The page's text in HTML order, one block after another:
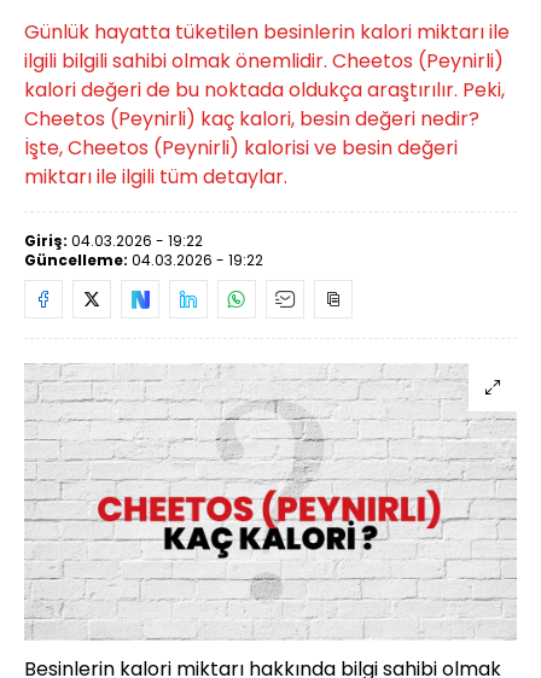
Günlük hayatta tüketilen besinlerin kalori miktarı ile
ilgili bilgili sahibi olmak önemlidir. Cheetos (Peynirli)
kalori değeri de bu noktada oldukça araştırılır. Peki,
Cheetos (Peynirli) kaç kalori, besin değeri nedir?
İşte, Cheetos (Peynirli) kalorisi ve besin değeri
miktarı ile ilgili tüm detaylar.
Giriş: 04.03.2026 - 19:22
Güncelleme: 04.03.2026 - 19:22
Besinlerin kalori miktarı hakkında bilgi sahibi olmak